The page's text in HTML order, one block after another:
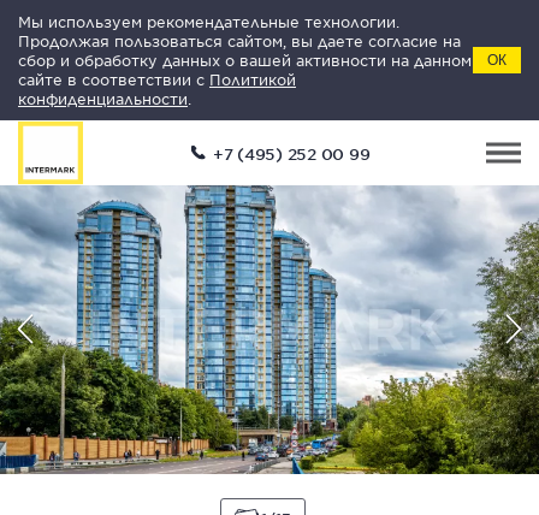
Мы используем рекомендательные технологии.
Продолжая пользоваться сайтом, вы даете согласие на
сбор и обработку данных о вашей активности на данном
сайте в соответствии с Политикой
конфиденциальности
ОК
+7 (495) 252 00 99